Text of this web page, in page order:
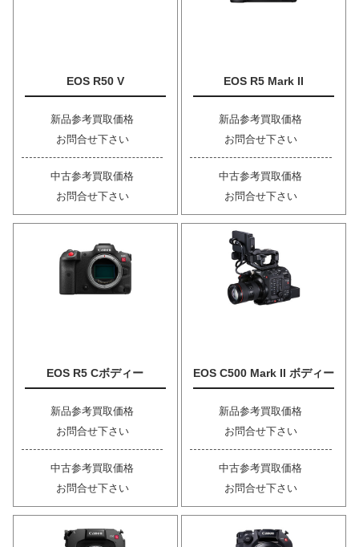
EOS R50 V
新品参考買取価格
お問合せ下さい
中古参考買取価格
お問合せ下さい
EOS R5 Mark II
新品参考買取価格
お問合せ下さい
中古参考買取価格
お問合せ下さい
EOS R5 Cボディー
新品参考買取価格
お問合せ下さい
中古参考買取価格
お問合せ下さい
EOS C500 Mark II ボディー
新品参考買取価格
お問合せ下さい
中古参考買取価格
お問合せ下さい